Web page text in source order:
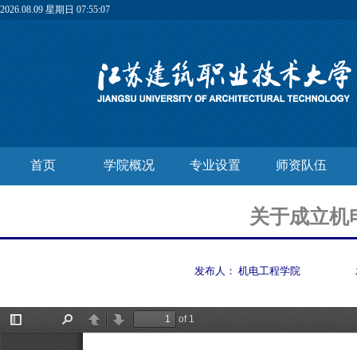
2026.08.09 星期日 07:55:08
首页 学院概况 专业设置 师资队伍
关于成立机
发布人： 机电工程学院